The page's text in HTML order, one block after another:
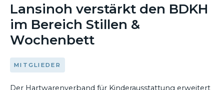
Lansinoh verstärkt den BDKH
im Bereich Stillen &
Wochenbett
MITGLIEDER
Der Hartwarenverband für Kinderausstattung erweitert